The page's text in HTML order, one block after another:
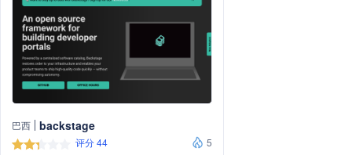
巴西 backstage
评分 44
5